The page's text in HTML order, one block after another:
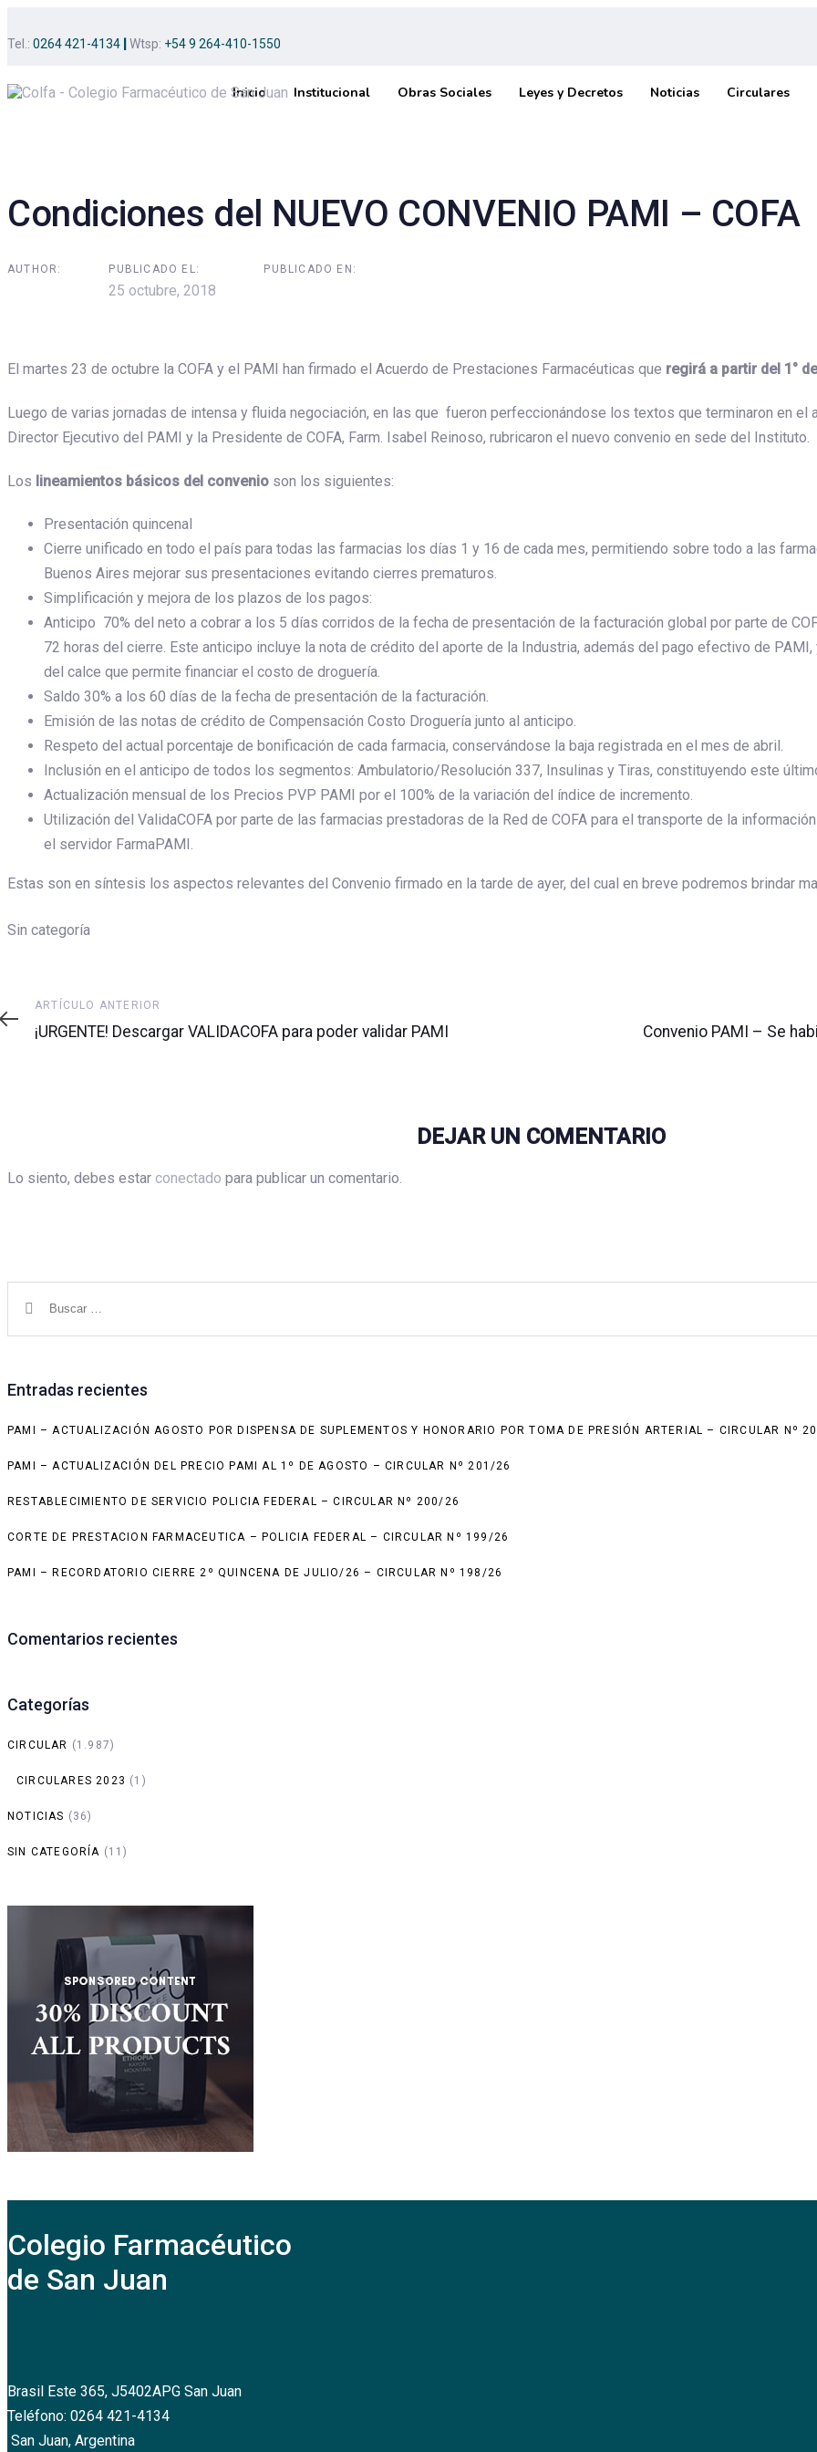
links
to
navigation
Tel.: 0264 421-4134 Wtsp: +54 9 264-410-1550
Inicio Institucional Obras Sociales Leyes y Decretos Noticias Circulares
Condiciones del NUEVO CONVENIO PAMI – COFA
AUTHOR: PUBLICADO EL:
25 octubre, 2018
PUBLICADO EN:
El martes 23 de octubre la COFA y el PAMI han firmado el Acuerdo de Prestaciones Farmacéuticas que regirá a partir del 1°
Luego de varias jornadas de intensa y fluida negociación, en las que fueron perfeccionándose los textos que terminaron en el
Director Ejecutivo del PAMI y la Presidente de COFA, Farm. Isabel Reinoso, rubricaron el nuevo convenio en sede del Instituto.
Los lineamientos básicos del convenio son los siguientes:
Presentación quincenal
Cierre unificado en todo el país para todas las farmacias los días 1 y 16 de cada mes, permitiendo sobre todo a las
Buenos Aires mejorar sus presentaciones evitando cierres prematuros.
Simplificación y mejora de los plazos de los pagos:
Anticipo 70% del neto a cobrar a los 5 días corridos de la fecha de presentación de la facturación global por parte de
72 horas del cierre. Este anticipo incluye la nota de crédito del aporte de la Industria, además del pago efectivo de
del calce que permite financiar el costo de droguería.
Saldo 30% a los 60 días de la fecha de presentación de la facturación.
Emisión de las notas de crédito de Compensación Costo Droguería junto al anticipo.
Respeto del actual porcentaje de bonificación de cada farmacia, conservándose la baja registrada en el mes de abril.
Inclusión en el anticipo de todos los segmentos: Ambulatorio/Resolución 337, Insulinas y Tiras, constituyendo este
Actualización mensual de los Precios PVP PAMI por el 100% de la variación del índice de incremento.
Utilización del ValidaCOFA por parte de las farmacias prestadoras de la Red de COFA para el transporte de la
el servidor FarmaPAMI.
Estas son en síntesis los aspectos relevantes del Convenio firmado en la tarde de ayer, del cual en breve podremos brindar
Sin categoría
Artículo
anterior
ARTÍCULO ANTERIOR
¡URGENTE! Descargar VALIDACOFA para poder validar PAMI
artículo
Convenio PAMI – Se
DEJAR UN COMENTARIO
Lo siento, debes estar conectado para publicar un comentario.
Entradas recientes
PAMI – ACTUALIZACIÓN AGOSTO POR DISPENSA DE SUPLEMENTOS Y HONORARIO POR TOMA DE PRESIÓN ARTERIAL – CIRCULAR Nº
PAMI – ACTUALIZACIÓN DEL PRECIO PAMI AL 1º DE AGOSTO – CIRCULAR Nº 201/26
RESTABLECIMIENTO DE SERVICIO POLICIA FEDERAL – CIRCULAR Nº 200/26
CORTE DE PRESTACION FARMACEUTICA – POLICIA FEDERAL – CIRCULAR Nº 199/26
PAMI – RECORDATORIO CIERRE 2º QUINCENA DE JULIO/26 – CIRCULAR Nº 198/26
Comentarios recientes
Categorías
CIRCULAR (1.987)
CIRCULARES 2023 (1)
NOTICIAS (36)
SIN CATEGORÍA (11)
Colegio Farmacéutico
de San Juan
Brasil Este 365, J5402APG San Juan
Teléfono: 0264 421-4134
San Juan, Argentina